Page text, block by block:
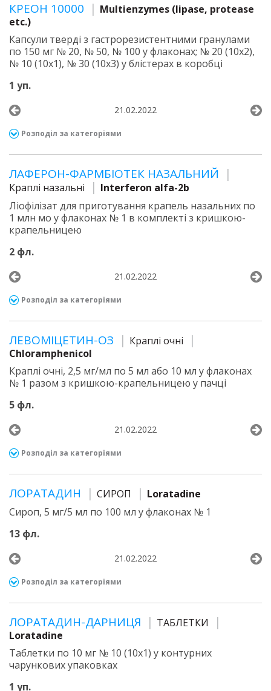
КРЕОН 10000
Multienzymes (lipase, protease
etc.)
Капсули тверді з гастрорезистентними гранулами
по 150 мг № 20, № 50, № 100 у флаконах; № 20 (10х2),
№ 10 (10х1), № 30 (10х3) у блістерах в коробці
1 уп.
21.02.2022
Розподіл за категоріями
ЛАФЕРОН-ФАРМБІОТЕК НАЗАЛЬНИЙ
Краплі назальні
Interferon alfa-2b
Ліофілізат для приготування крапель назальних по
1 млн мо у флаконах № 1 в комплекті з кришкою-
крапельницею
2 фл.
21.02.2022
Розподіл за категоріями
ЛЕВОМІЦЕТИН-ОЗ
Краплі очні
Chloramphenicol
Краплі очні, 2,5 мг/мл по 5 мл або 10 мл у флаконах
№ 1 разом з кришкою-крапельницею у пачці
5 фл.
21.02.2022
Розподіл за категоріями
ЛОРАТАДИН СИРОП
Loratadine
Сироп, 5 мг/5 мл по 100 мл у флаконах № 1
13 фл.
21.02.2022
Розподіл за категоріями
ЛОРАТАДИН-ДАРНИЦЯ
ТАБЛЕТКИ
Loratadine
Таблетки по 10 мг № 10 (10х1) у контурних
чарункових упаковках
1 уп.